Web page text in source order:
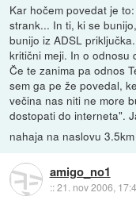
Kar hočem povedat je
strank... In ti, ki se
bunijo iz ADSL
kritični meji. In o odnosu
Če te zanima pa odnos
sem ga pe že povedal,
večina nas niti ne more
dostopati do interneta".
nahaja na naslovu
amigo_no1
::21. nov 2006,